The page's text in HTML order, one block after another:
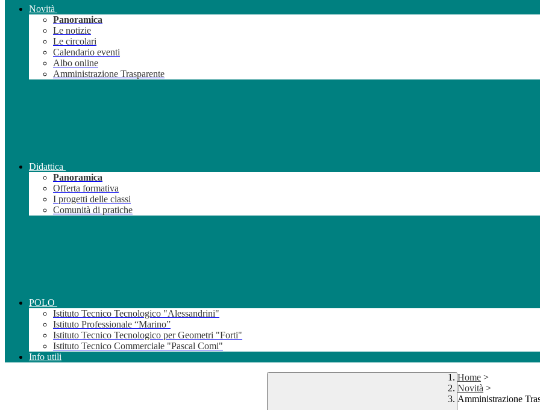
Novità
Panoramica
Le notizie
Le circolari
Calendario eventi
Albo online
Amministrazione Trasparente
Didattica
Panoramica
Offerta formativa
I progetti delle classi
Comunità di pratiche
POLO
Istituto Tecnico Tecnologico "Alessandrini"
Istituto Professionale “Marino”
Istituto Tecnico Tecnologico per Geometri "Forti"
Istituto Tecnico Commerciale "Pascal Comi"
Info utili
Home >
Novità >
Amministrazione